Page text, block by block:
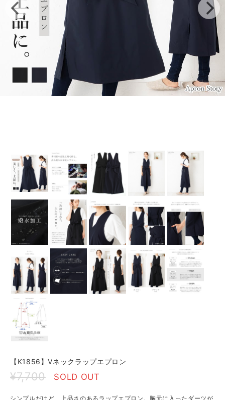
【K1856】Vネックラップエプロン
¥7,700 SOLD OUT
シンプルだけど、上品さのあるラップエプロン。胸元に入ったダーツが